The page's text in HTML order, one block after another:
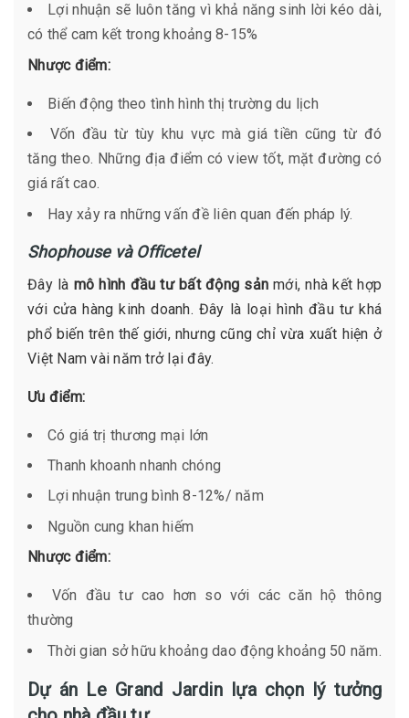
Lợi nhuận sẽ luôn tăng vì khả năng sinh lời kéo dài,
có thể cam kết trong khoảng 8-15%
Nhược điểm:
Biến động theo tình hình thị trường du lịch
Vốn đầu từ tùy khu vực mà giá tiền cũng từ đó
tăng theo. Những địa điểm có view tốt, mặt đường có
giá rất cao.
Hay xảy ra những vấn đề liên quan đến pháp lý.
Shophouse và Officetel
Đây là mô hình đầu tư bất động sản mới, nhà kết hợp
với cửa hàng kinh doanh. Đây là loại hình đầu tư khá
phổ biến trên thế giới, nhưng cũng chỉ vừa xuất hiện ở
Việt Nam vài năm trở lại đây.
Ưu điểm:
Có giá trị thương mại lớn
Thanh khoanh nhanh chóng
Lợi nhuận trung bình 8-12%/ năm
Nguồn cung khan hiếm
Nhược điểm:
Vốn đầu tư cao hơn so với các căn hộ thông
thường
Thời gian sở hữu khoảng dao động khoảng 50 năm.
Dự án Le Grand Jardin lựa chọn lý tưởng